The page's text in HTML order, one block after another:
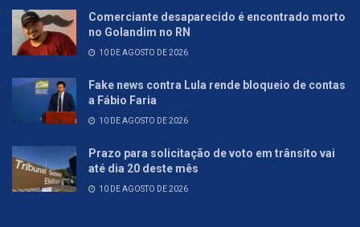
Comerciante desaparecido é encontrado morto
no Golandim no RN
10 DE AGOSTO DE 2026
Fake news contra Lula rende bloqueio de contas
a Fábio Faria
10 DE AGOSTO DE 2026
Prazo para solicitação de voto em trânsito vai
até dia 20 deste mês
10 DE AGOSTO DE 2026